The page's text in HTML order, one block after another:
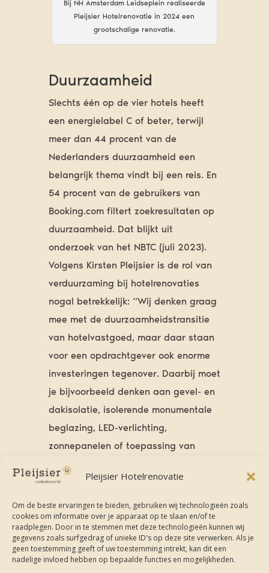
Pleijsier Hotelrenovatie
Om de beste ervaringen te bieden, gebruiken wij technologieën zoals
cookies om informatie over je apparaat op te slaan en/of te
raadplegen. Door in te stemmen met deze technologieën kunnen wij
gegevens zoals surfgedrag of unieke ID's op deze site verwerken. Als je
geen toestemming geeft of uw toestemming intrekt, kan dit een
nadelige invloed hebben op bepaalde functies en mogelijkheden.
Bij NH Amsterdam Leidseplein realiseerde
Pleijsier Hotelrenovatie in 2024 een
grootschalige renovatie.
Duurzaamheid
Slechts één op de vier hotels heeft
een energielabel C of beter, terwijl
meer dan 44 procent van de
Nederlanders duurzaamheid een
belangrijk thema vindt bij een reis. En
54 procent van de gebruikers van
Booking.com filtert zoekresultaten op
duurzaamheid. Dat blijkt uit
onderzoek van het NBTC (juli 2023).
Volgens Kirsten Pleijsier is de rol van
verduurzaming bij hotelrenovaties
nogal betrekkelijk: “Wij denken graag
mee met de duurzaamheidstransitie
van hotelvastgoed, maar daar staan
voor een opdrachtgever ook enorme
investeringen tegenover. Daarbij moet
je bijvoorbeeld denken aan gevel- en
dakisolatie, isolerende monumentale
beglazing, LED-verlichting,
zonnepanelen of toepassing van
slimme klimaatbeheersing. Hoe
kunnen we het gebouwbeheersysteem
zo ontwerpen dat de energienota
omlaag gaat, maar het comfort
behouden blijft? Ook hierin denken we
graag mee en bieden we een